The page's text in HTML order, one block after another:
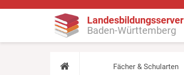
Landesbildungsserver
Baden-Württemberg
Fächer & Schularten